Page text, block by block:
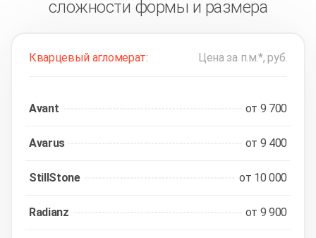
сложности формы и размера
Кварцевый агломерат: Цена за п.м.*, руб.
Avant от 9 700
Avarus от 9 400
StillStone от 10 000
Radianz от 9 900